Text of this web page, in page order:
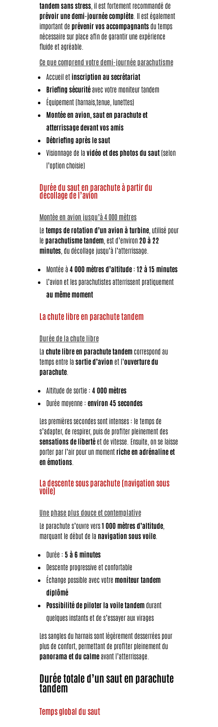
tandem sans stress, il est fortement recommandé de
prévoir une demi-journée complète. Il est également
important de prévenir vos accompagnantsdu temps
nécessaire sur place afin de garantir une expérience
fluide et agréable.
Ce que comprend votre demi-journée parachutisme
Accueil et inscription au secrétariat
Briefing sécuritéavec votre moniteur tandem
Équipement (harnais,tenue, lunettes)
Montée en avion, saut en parachute et
atterrissage devant vos amis
Débriefing après le saut
Visionnage de la vidéo et des photos du saut(selon
l’option choisie)
Durée du saut en parachute à partir du
décollage de l’avion
Montée en avion jusqu’à 4 000 mètres
Le temps de rotation d’un avion à turbine, utilisé pour
le parachutisme tandem, est d’environ 20 à 22
minutes, du décollage jusqu’à l’atterrissage.
Montée à 4 000 mètres d’altitude: 12 à 15 minutes
L’avion et les parachutistes atterrissent pratiquement
au même moment
La chute libre en parachute tandem
Durée de la chute libre
La chute libre en parachute tandemcorrespond au
temps entre la sortie d’avionet l’ouverture du
parachute.
Altitude de sortie : 4 000 mètres
Durée moyenne : environ 45 secondes
Les premières secondes sont intenses : le temps de
s’adapter, de respirer, puis de profiter pleinement des
sensations de libertéet de vitesse. Ensuite, on se laisse
porter par l’air pour un momentriche en adrénaline et
en émotions.
La descente sous parachute (navigation sous
voile)
Une phase plus douce et contemplative
Le parachute s’ouvre vers1 000 mètres d’altitude,
marquant le début de la navigation sous voile.
Durée : 5 à 6 minutes
Descente progressive et confortable
Échange possible avec votre moniteur tandem
diplômé
Possibilité de piloter la voile tandemdurant
quelques instants et de s’essayer aux virages
Les sangles du harnais sont légèrement desserrées pour
plus de confort, permettant de profiter pleinement du
panorama et du calmeavant l’atterrissage.
Durée totale d’un saut en parachute
tandem
Temps global du saut